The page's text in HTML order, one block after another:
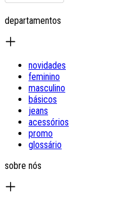
departamentos
novidades
feminino
masculino
básicos
jeans
acessórios
promo
glossário
sobre nós